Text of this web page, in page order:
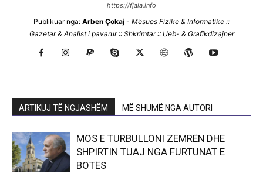
https://fjala.info
Publikuar nga: Arben Çokaj - Mësues Fizike & Informatike ::
Gazetar & Analist i pavarur :: Shkrimtar :: Ueb- & Grafikdizajner
ARTIKUJ TË NGJASHËM MË SHUMË NGA AUTORI
MOS E TURBULLONI ZEMRËN DHE
SHPIRTIN TUAJ NGA FURTUNAT E
BOTËS